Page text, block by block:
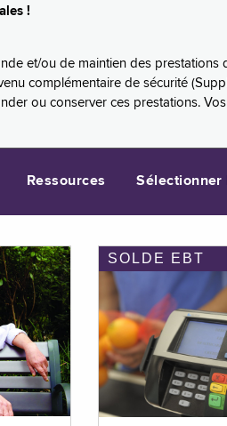
!
et/ou de maintien des
complémentaire de sécurité
ou conserver ces prestations.
Ressources Sélectionner
SOLDE EBT